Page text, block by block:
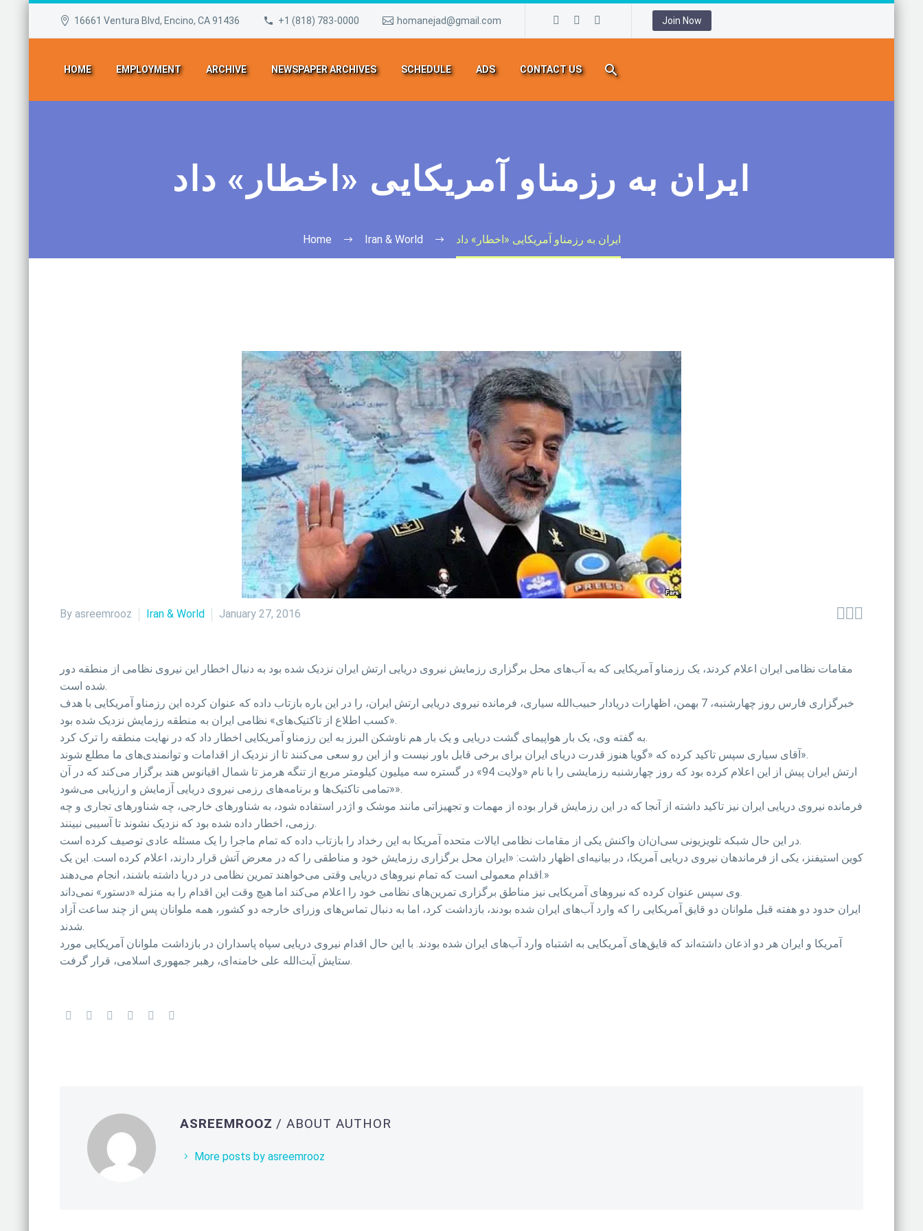
16661 Ventura Blvd, Encino, CA 91436 +1 (818) 783-0000 homanejad@gmail.com Join Now
HOME EMPLOYMENT ARCHIVE NEWSPAPER ARCHIVES SCHEDULE ADS CONTACT US
ایران به رزمناو آمریکایی «اخطار» داد
Home Iran & World ایران به رزمناو آمریکایی «اخطار» داد

By asreemrooz Iran & World January 27, 2016
مقامات نظامی ایران اعلام کردند، یک رزمناو آمریکایی که به آب‌های محل برگزاری رزمایش نیروی دریایی ارتش ایران نزدیک شده بود به دنبال اخطار این نیروی نظامی از منطقه دور
شده است.
خبرگزاری فارس روز چهارشنبه، 7 بهمن، اظهارات دریادار حبیب‌الله سیاری، فرمانده نیروی دریایی ارتش ایران، را در این باره بازتاب داده که عنوان کرده این رزمناو آمریکایی با هدف
«کسب اطلاع از تاکتیک‌های» نظامی ایران به منطقه رزمایش نزدیک شده بود.
به گفته وی، یک بار هواپیمای گشت دریایی و یک بار هم ناوشکن البرز به این رزمناو آمریکایی اخطار داد که در نهایت منطقه را ترک کرد.
آقای سیاری سپس تاکید کرده که «گویا هنوز قدرت دریای ایران برای برخی قابل باور نیست و از این رو سعی می‌کنند تا از نزدیک از اقدامات و توانمندی‌های ما مطلع شوند».
ارتش ایران پیش از این اعلام کرده بود که روز چهارشنبه رزمایشی را با نام «ولایت 94» در گستره سه میلیون کیلومتر مربع از تنگه هرمز تا شمال اقیانوس هند برگزار می‌کند که در آن
«تمامی تاکتیک‌ها و برنامه‌های رزمی نیروی دریایی آزمایش و ارزیابی می‌شود».
فرمانده نیروی دریایی ایران نیز تاکید داشته از آنجا که در این رزمایش قرار بوده از مهمات و تجهیزاتی مانند موشک و اژدر استفاده شود، به شناورهای خارجی، چه شناورهای تجاری و چه
رزمی، اخطار داده شده بود که نزدیک نشوند تا آسیبی نبینند.
در این حال شبکه تلویزیونی سی‌ان‌ان واکنش یکی از مقامات نظامی ایالات متحده آمریکا به این رخداد را بازتاب داده که تمام ماجرا را یک مسئله عادی توصیف کرده است.
کوین استیفنز، یکی از فرماندهان نیروی دریایی آمریکا، در بیانیه‌ای اظهار داشت: «ایران محل برگزاری رزمایش خود و مناطقی را که در معرض آتش قرار دارند، اعلام کرده است. این یک
اقدام معمولی است که تمام نیروهای دریایی وقتی می‌خواهند تمرین نظامی در دریا داشته باشند، انجام می‌دهند.»
وی سپس عنوان کرده که نیروهای آمریکایی نیز مناطق برگزاری تمرین‌های نظامی خود را اعلام می‌کند اما هیچ وقت این اقدام را به منزله «دستور» نمی‌داند.
ایران حدود دو هفته قبل ملوانان دو قایق آمریکایی را که وارد آب‌های ایران شده بودند، بازداشت کرد، اما به دنبال تماس‌های وزرای خارجه دو کشور، همه ملوانان پس از چند ساعت آزاد
شدند.
آمریکا و ایران هر دو اذعان داشته‌اند که قایق‌های آمریکایی به اشتباه وارد آب‌های ایران شده بودند. با این حال اقدام نیروی دریایی سپاه پاسداران در بازداشت ملوانان آمریکایی مورد
ستایش آیت‌الله علی خامنه‌ای، رهبر جمهوری اسلامی، قرار گرفت.
ASREEMROOZ / ABOUT AUTHOR
More posts by asreemrooz